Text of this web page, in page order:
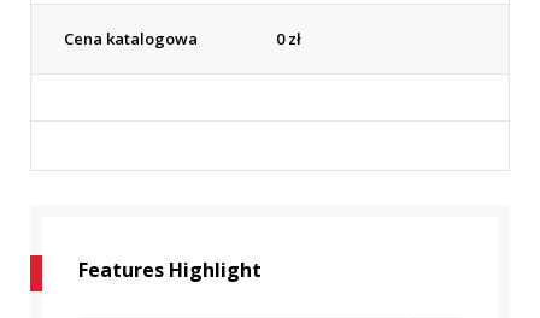
Cena katalogowa 0zł
Features Highlight